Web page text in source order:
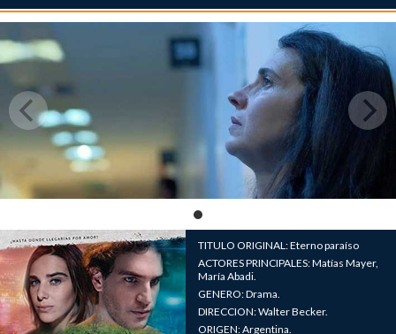
TITULO ORIGINAL: Eterno paraíso
ACTORES PRINCIPALES: Matías Mayer,
María Abadi.
GENERO: Drama.
DIRECCION: Walter Becker.
ORIGEN: Argentina.